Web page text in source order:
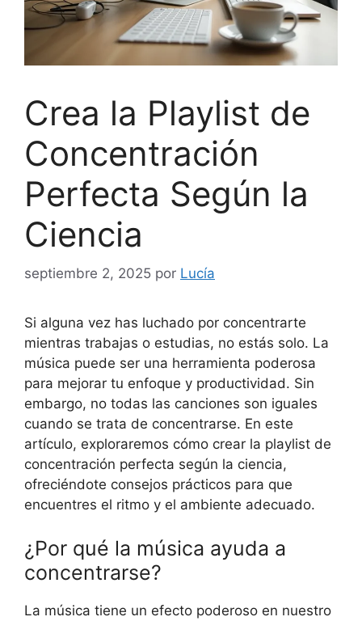
Crea la Playlist de
Concentración
Perfecta Según la
Ciencia
septiembre 2, 2025 por Lucía
Si alguna vez has luchado por concentrarte
mientras trabajas o estudias, no estás solo. La
música puede ser una herramienta poderosa
para mejorar tu enfoque y productividad. Sin
embargo, no todas las canciones son iguales
cuando se trata de concentrarse. En este
artículo, exploraremos cómo crear la playlist de
concentración perfecta según la ciencia,
ofreciéndote consejos prácticos para que
encuentres el ritmo y el ambiente adecuado.
¿Por qué la música ayuda a
concentrarse?
La música tiene un efecto poderoso en nuestro